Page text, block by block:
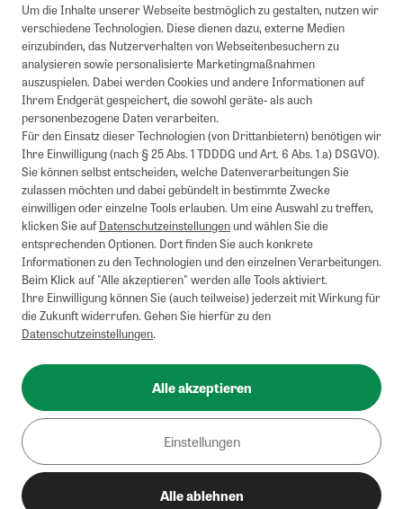
Um die Inhalte unserer Webseite bestmöglich zu gestalten, nutzen wir
verschiedene Technologien. Diese dienen dazu, externe Medien
einzubinden, das Nutzerverhalten von Webseitenbesuchern zu
analysieren sowie personalisierte Marketingmaßnahmen
auszuspielen. Dabei werden Cookies und andere Informationen auf
Ihrem Endgerät gespeichert, die sowohl geräte- als auch
personenbezogene Daten verarbeiten.
Für den Einsatz dieser Technologien (von Drittanbietern) benötigen wir
Ihre Einwilligung (nach § 25 Abs. 1 TDDDG und Art. 6 Abs. 1 a) DSGVO).
Sie können selbst entscheiden, welche Datenverarbeitungen Sie
zulassen möchten und dabei gebündelt in bestimmte Zwecke
einwilligen oder einzelne Tools erlauben. Um eine Auswahl zu treffen,
klicken Sie aufDatenschutzeinstellungenund wählen Sie die
entsprechenden Optionen. Dort finden Sie auch konkrete
Informationen zu den Technologien und den einzelnen Verarbeitungen.
Beim Klick auf "Alle akzeptieren" werden alle Tools aktiviert.
Ihre Einwilligung können Sie (auch teilweise) jederzeit mit Wirkung für
die Zukunft widerrufen. Gehen Sie hierfür zu den
Datenschutzeinstellungen.
Alle akzeptieren
Einstellungen
Alle ablehnen
Mindestbestellwert von 50€. Nicht anwendbar auf Produkte, die der
Buchpreisbindung unterliegen, ZEIT-Akademie, e-Books. Keine
Barauszahlung möglich. Nicht mit weiteren Gutscheinen/Rabatten
kombinierbar.
Briefsendungen sind vom kostenlosen Rückversand ausgeschlossen.
Weitere Informationen zu Rücksendungen finden Sie hier.
Alle Preise inkl. gesetzl. MwSt. zzgl. Versandkosten
AGB
Widerrufsbelehrung
Barrierefreiheit
Instagram Pinterest